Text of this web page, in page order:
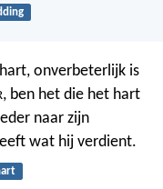
onverbeterlijk is
, ben het die het hart
naar zijn
wat hij verdient.